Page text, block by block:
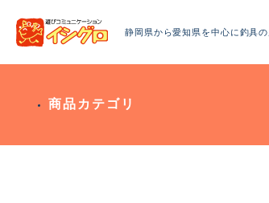
静岡県から愛知県を中心に釣具
商品カテゴリ